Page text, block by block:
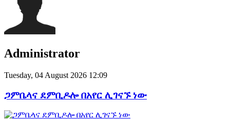
Administrator
Tuesday, 04 August 2026 12:09
ጋምቤላና ደምቢዶሎ በአየር ሊገናኙ ነው